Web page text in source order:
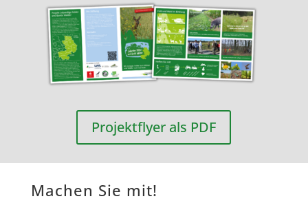
Projektflyer als PDF
Machen Sie mit!